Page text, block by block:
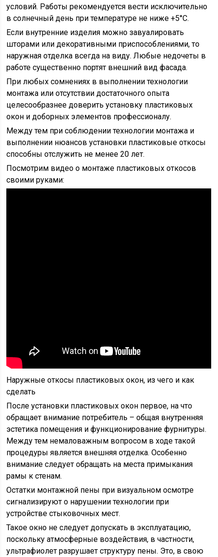
условий. Работы рекомендуется вести исключительно
в солнечный день при температуре не ниже +5°С.
Если внутренние изделия можно завуалировать
шторами или декоративными приспособлениями, то
наружная отделка всегда на виду. Любые недочеты в
работе существенно портят внешний вид фасада.
При любых сомнениях в выполнении технологии
монтажа или отсутствии достаточного опыта
целесообразнее доверить установку пластиковых
окон и доборных элементов профессионалу.
Между тем при соблюдении технологии монтажа и
выполнении нюансов установки пластиковые откосы
способны отслужить не менее 20 лет.
Посмотрим видео о монтаже пластиковых откосов
своими руками:
Наружные откосы пластиковых окон, из чего и как
сделать
После установки пластиковых окон первое, на что
обращает внимание потребитель – общая внутренняя
эстетика помещения и функционирование фурнитуры.
Между тем немаловажным вопросом в ходе такой
процедуры является внешняя отделка. Особенно
внимание следует обращать на места примыкания
рамы к стенам.
Остатки монтажной пены при визуальном осмотре
сигнализируют о нарушении технологии при
устройстве стыковочных мест.
Такое окно не следует допускать в эксплуатацию,
поскольку атмосферные воздействия, в частности,
ультрафиолет разрушает структуру пены. Это, в свою